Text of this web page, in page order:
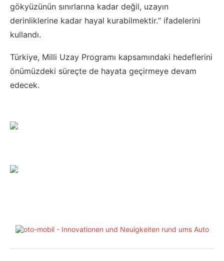
gökyüzünün sınırlarına kadar değil, uzayın
derinliklerine kadar hayal kurabilmektir.“ ifadelerini
kullandı.
Türkiye, Milli Uzay Programı kapsamındaki hedeflerini
önümüzdeki süreçte de hayata geçirmeye devam
edecek.